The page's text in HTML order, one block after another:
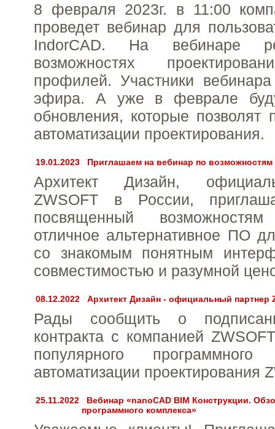
8 февраля 2023г. в 11:00
проведет вебинар для
IndorCAD. На вебинаре
возможностях
профилей. Участники
эфира. А уже в феврале
обновления, которые позволят
автоматизации проектирования.
19.01.2023 Приглашаем на вебинар по возможностям
Архитект Дизайн,
ZWSOFT в России,
посвященный
отличное альтернативное ПО
со знакомым понятным
совместимостью и разумной
08.12.2022 Архитект Дизайн - официальный партнер
Рады сообщить о
контракта с компанией
популярного
автоматизации проектирования
25.11.2022
Вебинар «nanoCAD BIM Конструкции.
программного комплекса»